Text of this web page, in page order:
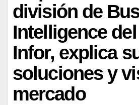
división de
Intelligence
Infor, explica
soluciones y
mercado